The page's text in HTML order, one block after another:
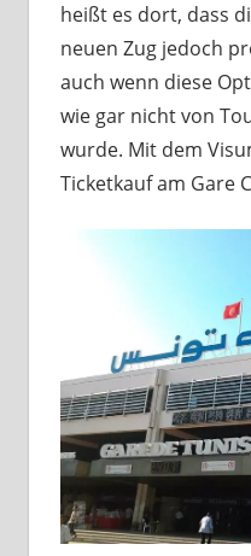
heißt es dort, dass
neuen Zug jedoch
auch wenn diese
wie gar nicht von
wurde. Mit dem
Ticketkauf am Gare